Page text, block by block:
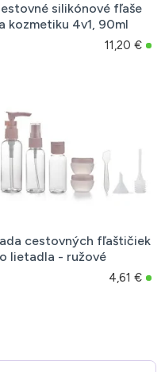
silikónové fľaše
kozmetiku 4v1, 90ml
11,20 €
cestovných fľaštičiek
lietadla - ružové
4,61 €